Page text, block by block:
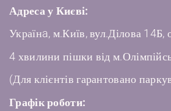
Адреса у Києві:
Українa, м.Київ, вул.Ділова 14Б,
4 хвилини пішки від
(Для клієнтів гарантовано
Графік роботи: